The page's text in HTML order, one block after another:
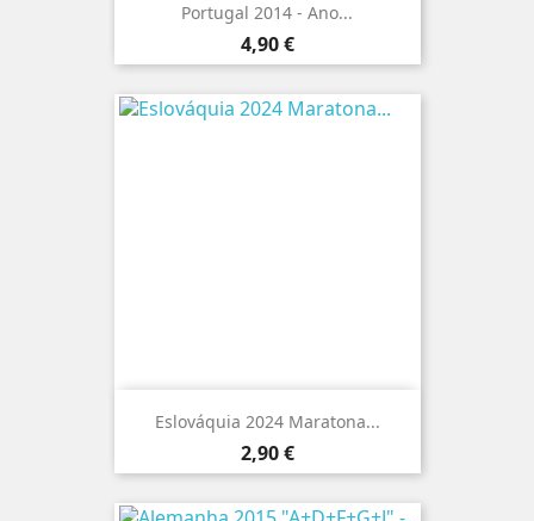
Portugal 2014 - Ano...
Preço
4,90 €
Eslováquia 2024 Maratona...
Preço
2,90 €